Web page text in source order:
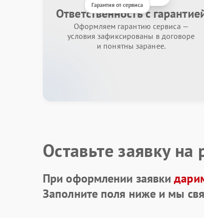
Гарантия от сервиса
Ответственность с
Оформляем гарантию сервиса —
условия зафиксированы в договоре
и понятны заранее.
Оставьте заявку на
При оформлении заявки
Заполните поля ниже и мы